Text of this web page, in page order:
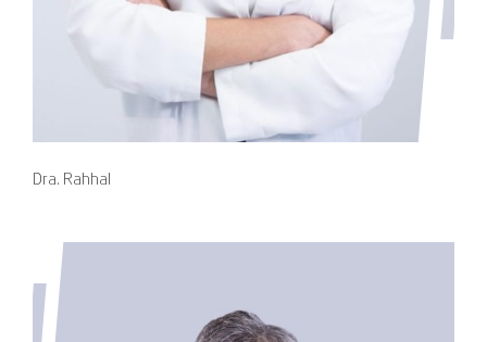
Dra. Rahhal